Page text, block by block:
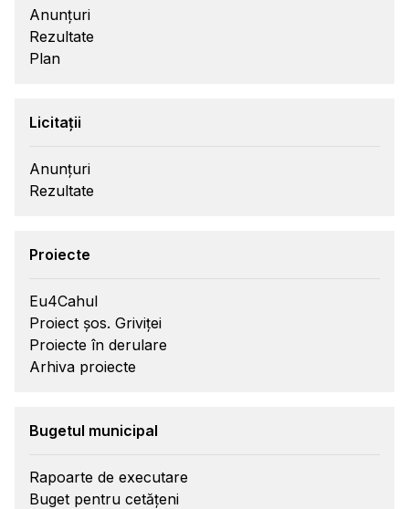
Anunțuri
Rezultate
Plan
Licitații
Anunțuri
Rezultate
Proiecte
Eu4Cahul
Proiect șos. Griviței
Proiecte în derulare
Arhiva proiecte
Bugetul municipal
Rapoarte de executare
Buget pentru cetățeni